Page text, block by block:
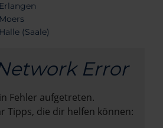
(Saale)
Error
Fehler aufgetreten.
Tipps, die dir helfen können: